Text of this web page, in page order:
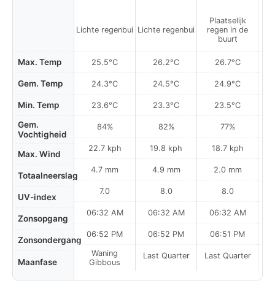
Max. Temp
Gem. Temp
Min. Temp
Gem.
Vochtigheid
Max. Wind
Totaalneerslag
UV-index
Zonsopgang
Zonsondergang
Maanfase
Lichte regenbui
25.5°C
24.3°C
23.6°C
84%
22.7 kph
4.7 mm
7.0
06:32 AM
06:52 PM
Waning
Gibbous
Lichte regenbui
26.2°C
24.5°C
23.3°C
82%
19.8 kph
4.9 mm
8.0
06:32 AM
06:52 PM
Last Quarter
Plaatselijk
regen in de
buurt
26.7°C
24.9°C
23.5°C
77%
18.7 kph
2.0 mm
8.0
06:32 AM
06:51 PM
Last Quarter